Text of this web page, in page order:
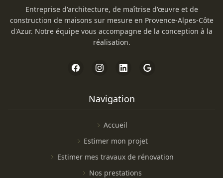
Entreprise d'architecture, de maîtrise d'œuvre et de
construction de maisons sur mesure en Provence-Alpes-Côte
d'Azur. Notre équipe vous accompagne de la conception à la
réalisation.
Navigation
Accueil
Estimer mon projet
Estimer mes travaux de rénovation
Nos prestations